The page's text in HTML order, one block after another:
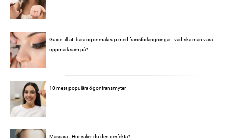
Guide till att bära ögonmakeup med fransförlängningar - vad ska man vara
uppmärksam på?
10 mest populära ögonfransmyter
Mascara - Hur väljer du den perfekta?